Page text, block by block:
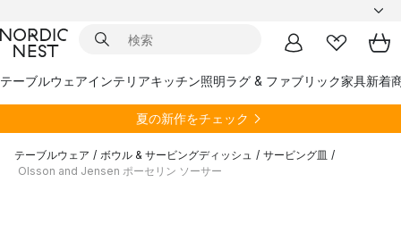
テーブルウェアインテリアキッチン照明ラグ & ファブリック家具新着
夏の新作をチェック
テーブルウェア / ボウル & サービングディッシュ / サービング皿 /
Olsson and Jensen ポーセリン ソーサー